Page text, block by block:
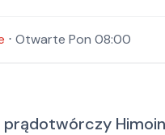
⋅ Otwarte Pon 08:00